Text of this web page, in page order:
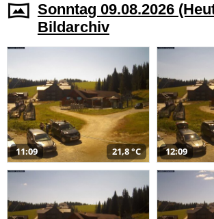
Sonntag 09.08.2026
Bildarchiv
11:09 21,8 °C 12:09